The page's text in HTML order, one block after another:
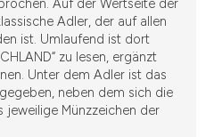
Auf der Wertseite der
Adler, der auf allen
ist. Umlaufend ist dort
zu lesen, ergänzt
Unter dem Adler ist das
neben dem sich die
jeweilige Münzzeichen der